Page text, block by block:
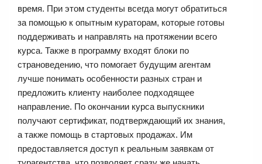
время. При этом студенты всегда могут обратиться
за помощью к опытным кураторам, которые готовы
поддерживать и направлять на протяжении всего
курса. Также в программу входят блоки по
страноведению, что помогает будущим агентам
лучше понимать особенности разных стран и
предложить клиенту наиболее подходящее
направление. По окончании курса выпускники
получают сертификат, подтверждающий их знания,
а также помощь в стартовых продажах. Им
предоставляется доступ к реальным заявкам от